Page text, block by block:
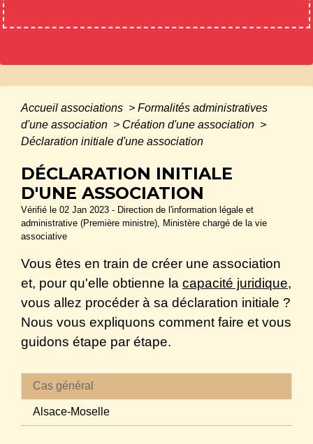
Accueil associations > Formalités administratives
d'une association > Création d'une association >
Déclaration initiale d'une association
DÉCLARATION INITIALE
D'UNE ASSOCIATION
Vérifié le 02 Jan 2023 - Direction de l'information légale et
administrative (Première ministre), Ministère chargé de la vie
associative
Vous êtes en train de créer une association
et, pour qu'elle obtienne la capacité juridique,
vous allez procéder à sa déclaration initiale ?
Nous vous expliquons comment faire et vous
guidons étape par étape.
Cas général
Alsace-Moselle